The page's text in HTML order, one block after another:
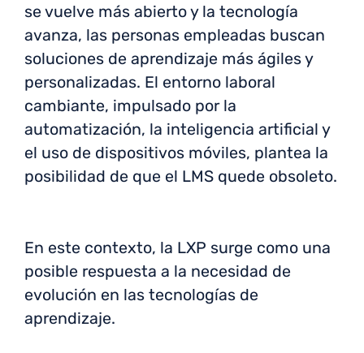
se vuelve más abierto y la tecnología
avanza, las personas empleadas buscan
soluciones de aprendizaje más ágiles y
personalizadas. El entorno laboral
cambiante, impulsado por la
automatización, la inteligencia artificial y
el uso de dispositivos móviles, plantea la
posibilidad de que el LMS quede obsoleto.
En este contexto, la LXP surge como una
posible respuesta a la necesidad de
evolución en las tecnologías de
aprendizaje.